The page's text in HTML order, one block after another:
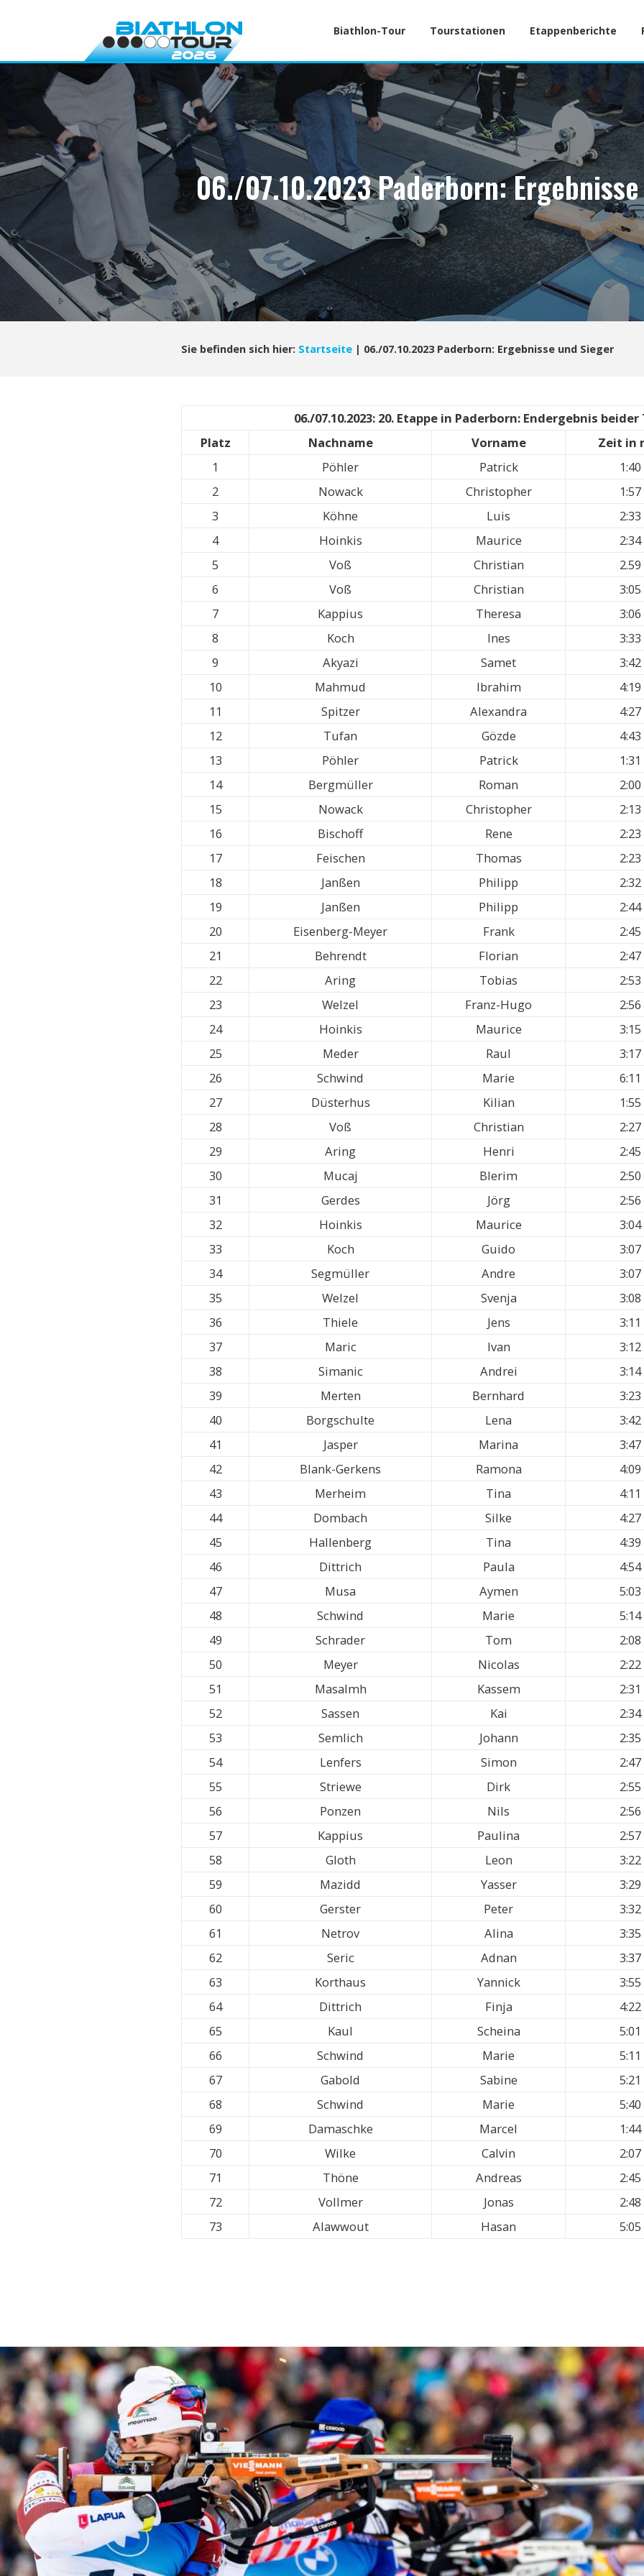
Biathlon-Tour Tourstationen Etappenberichte
06./07.10.2023 Paderborn:
Sie befinden sich hier: Startseite | 06./07.10.2023 Paderborn: Ergebnisse und Sieger
06./07.10.2023: 20. Etappe in Paderborn: Endergebnis beider
Platz
Nachname Vorname Zeit in
1
Pöhler Patrick 1:40
2
Nowack Christopher 1:57
3
Köhne Luis 2:33
4
Hoinkis Maurice 2:34
5
Voß Christian 2.59
6
Voß Christian 3:05
7
Kappius Theresa 3:06
8
Koch Ines 3:33
9
Akyazi Samet 3:42
10
Mahmud Ibrahim 4:19
11
Spitzer Alexandra 4:27
12
Tufan Gözde 4:43
13
Pöhler Patrick 1:31
14
Bergmüller Roman 2:00
15
Nowack Christopher 2:13
16
Bischoff Rene 2:23
17
Feischen Thomas 2:23
18
Janßen Philipp 2:32
19
Janßen Philipp 2:44
20
Eisenberg-Meyer Frank 2:45
21
Behrendt Florian 2:47
22
Aring Tobias 2:53
23
Welzel Franz-Hugo 2:56
24
Hoinkis Maurice 3:15
25
Meder Raul 3:17
26
Schwind Marie 6:11
27
Düsterhus Kilian 1:55
28
Voß Christian 2:27
29
Aring Henri 2:45
30
Mucaj Blerim 2:50
31
Gerdes Jörg 2:56
32
Hoinkis Maurice 3:04
33
Koch Guido 3:07
34
Segmüller Andre 3:07
35
Welzel Svenja 3:08
36
Thiele Jens 3:11
37
Maric Ivan 3:12
38
Simanic Andrei 3:14
39
Merten Bernhard 3:23
40
Borgschulte Lena 3:42
41
Jasper Marina 3:47
42
Blank-Gerkens Ramona 4:09
43
Merheim Tina 4:11
44
Dombach Silke 4:27
45
Hallenberg Tina 4:39
46
Dittrich Paula 4:54
47
Musa Aymen 5:03
48
Schwind Marie 5:14
49
Schrader Tom 2:08
50
Meyer Nicolas 2:22
51
Masalmh Kassem 2:31
52
Sassen Kai 2:34
53
Semlich Johann 2:35
54
Lenfers Simon 2:47
55
Striewe Dirk 2:55
56
Ponzen Nils 2:56
57
Kappius Paulina 2:57
58
Gloth Leon 3:22
59
Mazidd Yasser 3:29
60
Gerster Peter 3:32
61
Netrov Alina 3:35
62
Seric Adnan 3:37
63
Korthaus Yannick 3:55
64
Dittrich Finja 4:22
65
Kaul Scheina 5:01
66
Schwind Marie 5:11
67
Gabold Sabine 5:21
68
Schwind Marie 5:40
69
Damaschke Marcel 1:44
70
Wilke Calvin 2:07
71
Thöne Andreas 2:45
72
Vollmer Jonas 2:48
73
Alawwout Hasan 5:05